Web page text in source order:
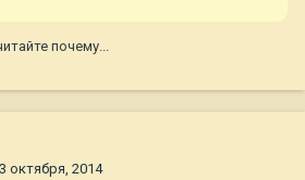
почему...
октября, 2014